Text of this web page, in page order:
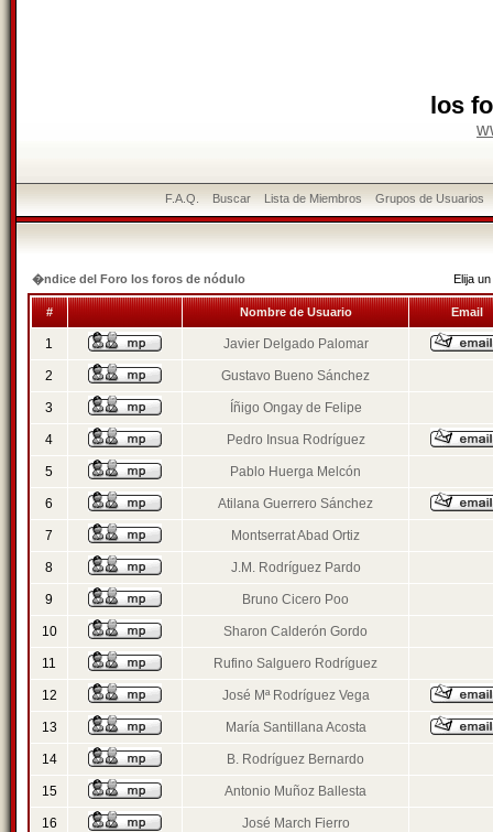
los
F.A.Q. Buscar Lista de Miembros Grupos de Usuarios
�ndice del Foro los foros de nódulo Elija
# Nombre de Usuario Email
1 Javier Delgado Palomar
2 Gustavo Bueno Sánchez
3 Íñigo Ongay de Felipe
4 Pedro Insua Rodríguez
5 Pablo Huerga Melcón
6 Atilana Guerrero Sánchez
7 Montserrat Abad Ortiz
8 J.M. Rodríguez Pardo
9 Bruno Cicero Poo
10 Sharon Calderón Gordo
11 Rufino Salguero Rodríguez
12 José Mª Rodríguez Vega
13 María Santillana Acosta
14 B. Rodríguez Bernardo
15 Antonio Muñoz Ballesta
16 José March Fierro